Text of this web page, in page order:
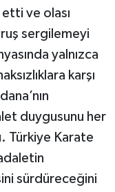
ve olası
sergilemeyi
yalnızca
karşı
duygusunu her
Türkiye Karate
sürdüreceğini